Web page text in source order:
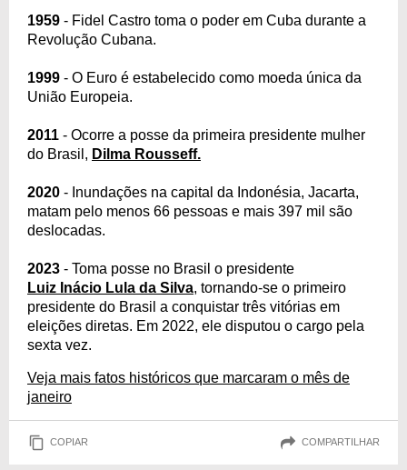
1959 - Fidel Castro toma o poder em Cuba durante a
Revolução Cubana.
1999 - O Euro é estabelecido como moeda única da
União Europeia.
2011 - Ocorre a posse da primeira presidente mulher
do Brasil, Dilma Rousseff.
2020 - Inundações na capital da Indonésia, Jacarta,
matam pelo menos 66 pessoas e mais 397 mil são
deslocadas.
2023 - Toma posse no Brasil o presidente
Luiz Inácio Lula da Silva, tornando-se o primeiro
presidente do Brasil a conquistar três vitórias em
eleições diretas. Em 2022, ele disputou o cargo pela
sexta vez.
Veja mais fatos históricos que marcaram o mês de
janeiro
COPIAR COMPARTILHAR